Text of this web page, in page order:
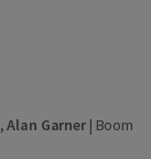
,Alan Garner| Boom